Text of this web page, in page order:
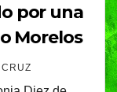
por una
Morelos